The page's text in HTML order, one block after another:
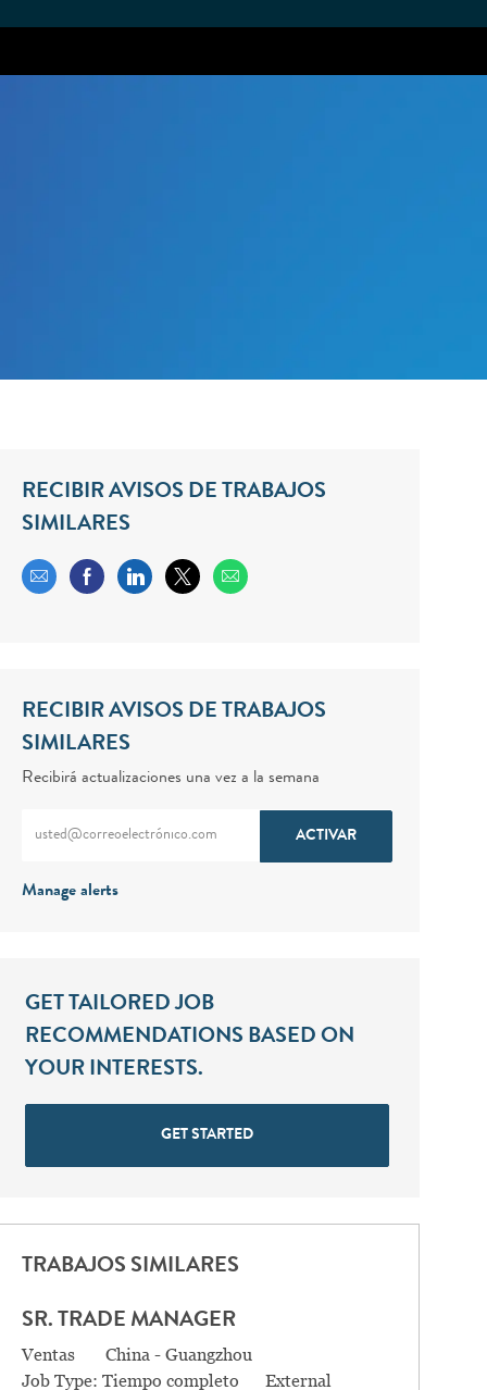
RECIBIR AVISOS DE TRABAJOS
SIMILARES
Share via emailShare via Facebook
Share via LinkedIn
Share via twitter
RECIBIR AVISOS DE TRABAJOS
SIMILARES
Recibirá actualizaciones una vez a la semana
ACTIVAR
Manage alerts
GET TAILORED JOB
RECOMMENDATIONS BASED ON
YOUR INTERESTS.
GET STARTED
TRABAJOS SIMILARES
SR. TRADE MANAGER
Categoría
Ventas Location
China - Guangzhou
Job Type:Tiempo completo
External